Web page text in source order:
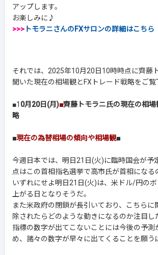
アップします。
お楽しみに♪
>>> トモラニさんのFXサロンの詳細はこちら
それでは、2025年10月20日10時時点に齊藤
聞いた現在の相場観とFXトレード戦略をご覧
■1 0月20日(月)■齊藤トモラニ氏の現在の相
略
■現在の為替相場の傾向や相場観■
今週日本では、明日21日(火)に臨時国会が予
点はこの首相指名選挙で高市氏が首相になる
いずれにせよ明日21日(火)は、米ドル/円の
上がる日となりそうだ。
また米政府の閉鎖が長引いており、こちらに
除されたらどのような動きになるのか注目し
指標の数字が出てこないことには今後の予測
め、諸々の数字が早々に出てくることを願う